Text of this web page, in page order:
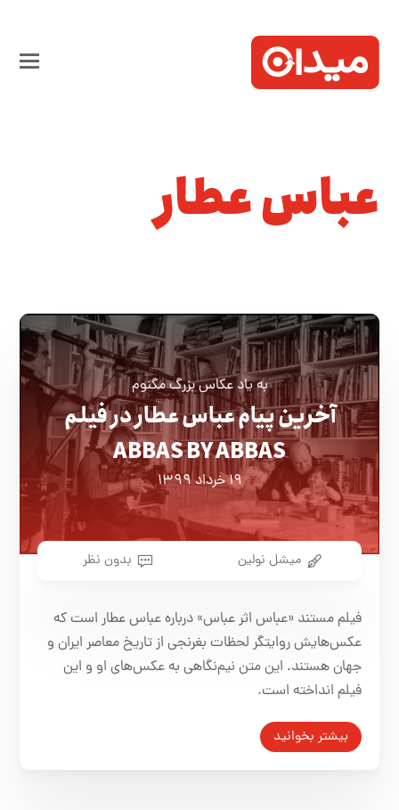
عباس عطار
به یاد عکاس بزرگ مگنوم
آخرین پیام عباس عطار در فیلم
ABBAS BY ABBAS
۱۹ خرداد ۱۳۹۹
میشل نولین بدون نظر
فیلم مستند «عباس اثر عباس» درباره عباس عطار است که
عکس‌هایش روایتگر لحظات بغرنجی از تاریخ معاصر ایران و
جهان هستند. این متن نیم‌نگاهی به عکس‌های او و این
فیلم انداخته است.
بیشتر بخوانید